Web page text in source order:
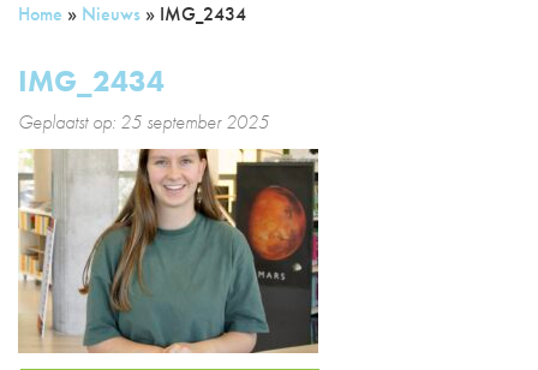
Home » Nieuws » IMG_2434
IMG_2434
Geplaatst op: 25 september 2025